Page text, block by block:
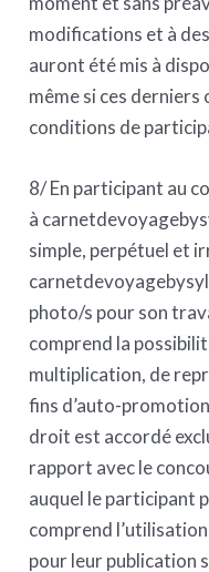
modifications et à
auront été mis à
même si ces derniers
conditions de
8/ En participant au
à
simple, perpétuel et
photo/s pour son
comprend la
multiplication, de
fins d’auto-
droit est accordé
rapport avec le
auquel le participant
comprend
pour leur publication